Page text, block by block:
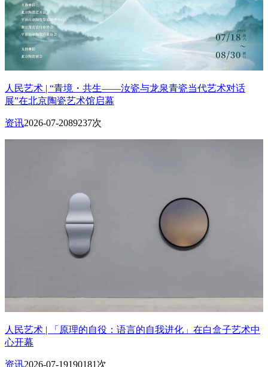
人民艺术 | “青境・共生——汝瓷与龙泉青瓷当代艺术对话
展”在北京陶瓷艺术馆启幕
资讯2026-07-2089237次
人民艺术 | 「原理的自役：语言的自我进化」在白盒子艺术中
心开幕
资讯2026-07-19190181次